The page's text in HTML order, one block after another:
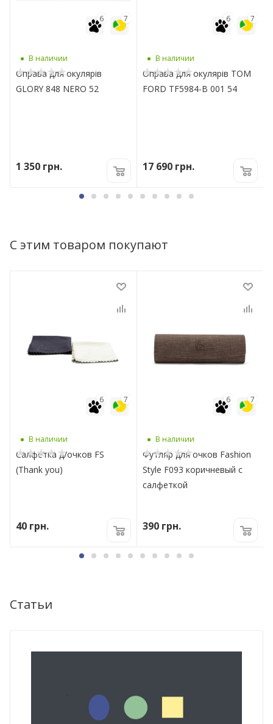
7
6
В наличии
Оправа для окулярів
GLORY 848 NERO 52
1 350 грн.
7
6
В наличии
Оправа для окулярів TOM
FORD TF5984-B 001 54
17 690 грн.
С этим товаром покупают
7
6
В наличии
Салфетка д/очков FS
(Thank you)
40 грн.
7
6
В наличии
Футляр для очков Fashion
Style F093 коричневый с
салфеткой
390 грн.
Статьи